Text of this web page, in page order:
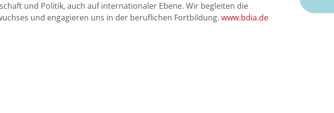
und Politik, auch auf internationaler Ebene. Wir begleiten die
und engagieren uns in der beruflichen Fortbildung. www.bdia.de